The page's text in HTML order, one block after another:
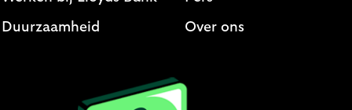
Duurzaamheid Over ons